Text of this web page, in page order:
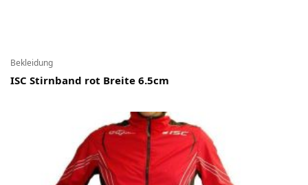
Bekleidung
ISC Stirnband rot Breite 6.5cm